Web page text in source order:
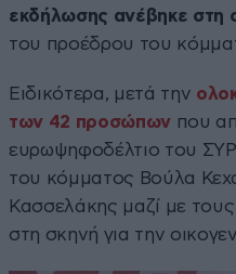
εκδήλωσης ανέβηκε στη
του προέδρου του
Ειδικότερα, μετά την
των 42 προσώπωνπου
ευρωψηφοδέλτιο του
του κόμματος Βούλα
Κασσελάκης μαζί με
στη σκηνή για την